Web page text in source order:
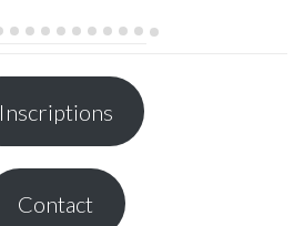
Inscriptions
Contact